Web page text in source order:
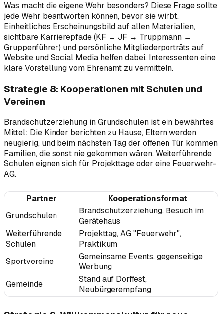
Was macht die eigene Wehr besonders? Diese Frage sollte
jede Wehr beantworten können, bevor sie wirbt.
Einheitliches Erscheinungsbild auf allen Materialien,
sichtbare Karrierepfade (KF → JF → Truppmann →
Gruppenführer) und persönliche Mitgliederporträts auf
Website und Social Media helfen dabei, Interessenten eine
klare Vorstellung vom Ehrenamt zu vermitteln.
Strategie 8: Kooperationen mit Schulen und
Vereinen
Brandschutzerziehung in Grundschulen ist ein bewährtes
Mittel: Die Kinder berichten zu Hause, Eltern werden
neugierig, und beim nächsten Tag der offenen Tür kommen
Familien, die sonst nie gekommen wären. Weiterführende
Schulen eignen sich für Projekttage oder eine Feuerwehr-
AG.
Partner
Kooperationsformat
Grundschulen
Brandschutzerziehung, Besuch im
Gerätehaus
Weiterführende
Schulen
Projekttag, AG "Feuerwehr",
Praktikum
Sportvereine
Gemeinsame Events, gegenseitige
Werbung
Gemeinde
Stand auf Dorffest,
Neubürgerempfang